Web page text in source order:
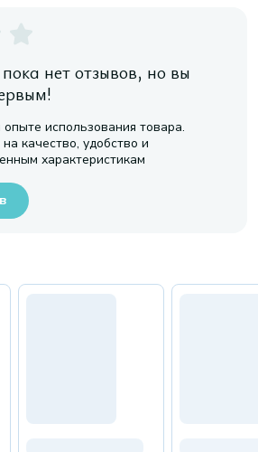
нет отзывов, но вы
использования товара.
качество, удобство и
характеристикам